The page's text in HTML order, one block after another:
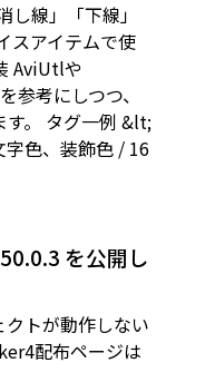
線」「下線」
スアイテムで使
AviUtlや
参考にしつつ、
す。 タグ一例 &lt;
色、装飾色 / 16
を公開し
トが動作しない
配布ページは